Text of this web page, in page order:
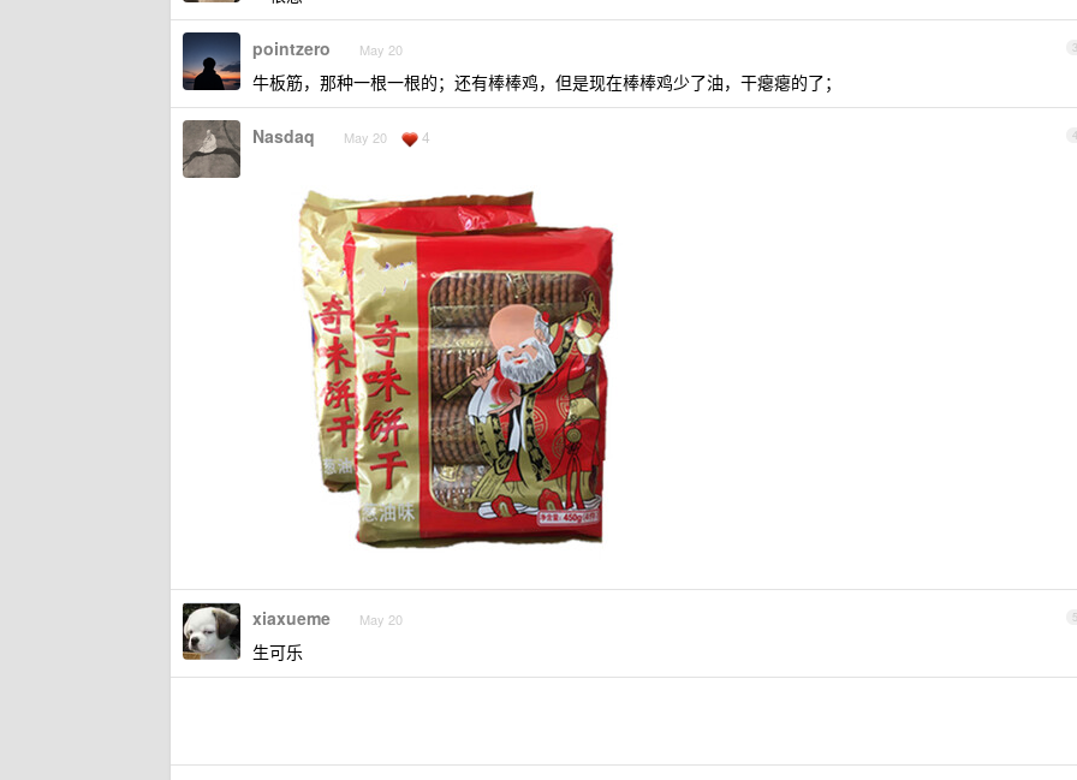
3
pointzero May 20
牛板筋，那种一根一根的；还有棒棒鸡，但是现在棒棒鸡少了油，干瘪瘪的了；
4
Nasdaq May 20 4
5
xiaxueme May 20
生可乐